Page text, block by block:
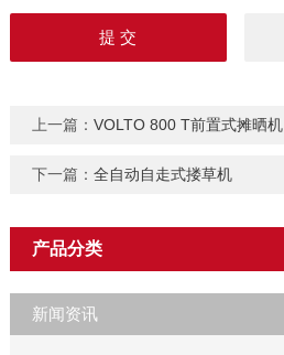
上一篇： VOLTO 800 T前置式摊晒机
下一篇： 全自动自走式搂草机
产品分类
新闻资讯